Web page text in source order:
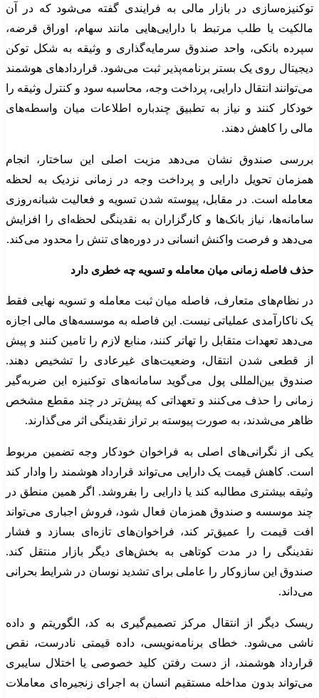
توکنیزه‌سازی در بازار مالی به فرایندی گفته می‌شود که در آن
مالکیت یا طلب مرتبط با دارایی‌هایی مانند سهام، اوراق قرضه،
سپرده بانکی، واحد صندوق سرمایه‌گذاری و وثیقه به شکل توکن
دیجیتال روی یک بستر برنامه‌پذیر ثبت می‌شود. قراردادهای هوشمند
می‌توانند انتقال دارایی، پرداخت وجه، محاسبه سود و کنترل وثیقه را
خودکار کنند و نیاز به تطبیق چندباره اطلاعات میان واسطه‌های
مالی را کاهش دهند.
بررسی صندوق نشان می‌دهد مزیت اصلی این ساختار، انجام
همزمان تحویل دارایی و پرداخت وجه در زمانی نزدیک به لحظه
معامله است. در مقابل، پیوسته شدن تسویه و فعالیت شبانه‌روزی
سامانه‌ها، نیاز بانک‌ها و کارگزاران به نقدینگی لحظه‌ای را افزایش
می‌دهد و فرصت واکنش انسانی در دوره‌های تنش را محدود می‌کند.
حذف فاصله زمانی میان معامله و تسویه چه خطری دارد
در نظام‌های متعارف، فاصله میان ثبت معامله و تسویه نهایی فقط
یک ناکارآمدی عملیاتی نیست. این فاصله به موسسه‌های مالی اجازه
می‌دهد تعهدات متقابل را تهاتر کنند، منابع لازم را تامین کنند و پیش
از قطعی شدن انتقال، وضعیت‌های غیرعادی را تشخیص دهند.
صندوق بین‌المللی پول می‌گوید سامانه‌های توکنیزه این ضربه‌گیر
زمانی را حذف می‌کنند و تعهداتی که پیش‌تر در چند مقطع مشخص
ظاهر می‌شدند، به صورت پیوسته بر تراز نقدینگی اثر می‌گذارند.
یکی از نگرانی‌های اصلی به فراخوان خودکار وجه تضمین مربوط
است. کاهش قیمت یک دارایی می‌تواند قرارداد هوشمند را وادار کند
وثیقه بیشتری مطالبه کند یا دارایی را بفروشد. اگر همین منطق در
چند موسسه و صندوق همزمان فعال شود، فروش اجباری می‌تواند
افت قیمت را عمیق‌تر کند، فراخوان‌های تازه‌ای بسازد و فشار
نقدینگی را در مدت کوتاهی به بخش‌های دیگر بازار منتقل کند.
صندوق این سازوکار را عاملی برای تشدید نوسان در شرایط بحرانی
می‌داند.
ریسک دیگر از انتقال مرکز تصمیم‌گیری به کد، الگوریتم و داده
ناشی می‌شود. خطای برنامه‌نویسی، داده قیمتی نادرست، نقص
قرارداد هوشمند، از دست رفتن کلید خصوصی یا اختلال سایبری
می‌تواند بدون مداخله مستقیم انسان به اجرای زنجیره‌ای معاملات